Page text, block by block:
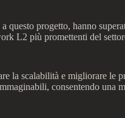
questo progetto, hanno
L2 più promettenti del
la scalabilità e migliorare le
consentendo una